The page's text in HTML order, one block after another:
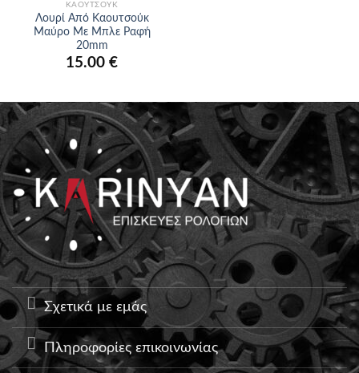
ΚΑΟΥΤΣΟΎΚ
Λουρί Από Καουτσούκ
Μαύρο Με Μπλε Ραφή
20mm
15.00 €
Σχετικά με εμάς
Πληροφορίες επικοινωνίας